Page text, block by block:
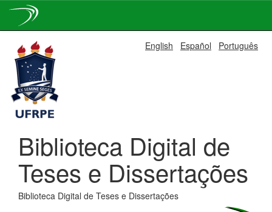
navigation
English Español Português
Biblioteca Digital de
Teses e Dissertações
Biblioteca Digital de Teses e Dissertações